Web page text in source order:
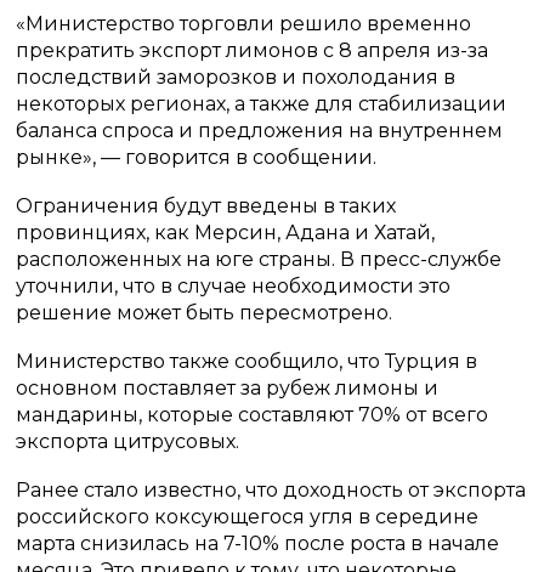
«Министерство торговли решило временно
прекратить экспорт лимонов с 8 апреля из-за
последствий заморозков и похолодания в
некоторых регионах, а также для стабилизации
баланса спроса и предложения на внутреннем
рынке», — говорится в сообщении.
Ограничения будут введены в таких
провинциях, как Мерсин, Адана и Хатай,
расположенных на юге страны. В пресс-службе
уточнили, что в случае необходимости это
решение может быть пересмотрено.
Министерство также сообщило, что Турция в
основном поставляет за рубеж лимоны и
мандарины, которые составляют 70% от всего
экспорта цитрусовых.
Ранее стало известно, что доходность от экспорта
российского коксующегося угля в середине
марта снизилась на 7-10% после роста в начале